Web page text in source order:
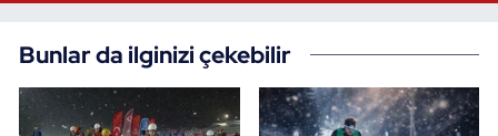
Bunlar da ilginizi çekebilir